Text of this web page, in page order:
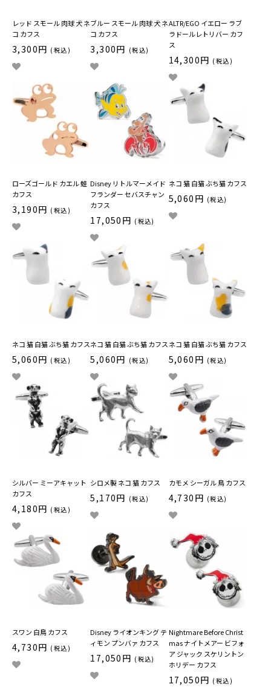
レッド スモール 肉球 犬 ネ
コ カフス
3,300円 (税込)
ブルー スモール 肉球 犬 ネ
コ カフス
3,300円 (税込)
ALTR/EGO イエロー ラブ
ラドールレトリバー カフ
ス
14,300円 (税込)
ローズゴールド カエル 蛙
カフス
3,190円 (税込)
Disney リトルマーメイド
フランダー セバスチャン
カフス
17,050円 (税込)
ネコ 猫 白猫 ぶち猫 カフス
5,060円 (税込)
ネコ 猫 白猫 ぶち猫 カフス
5,060円 (税込)
ネコ 猫 白猫 ぶち猫 カフス
5,060円 (税込)
ネコ 猫 白猫 ぶち猫 カフス
5,060円 (税込)
シルバー ミーアキャット
カフス
4,180円 (税込)
シロメ製 ネコ 猫 カフス
5,170円 (税込)
カモメ シーガル 鳥 カフス
4,730円 (税込)
スワン 白鳥 カフス
4,730円 (税込)
Disney ライオンキング テ
ィモン プンバァ カフス
17,050円 (税込)
Nightmare Before Christ
mas ナイトメアー ビフォ
ア ジャック スケリントン
ホリデー カフス
17,050円 (税込)